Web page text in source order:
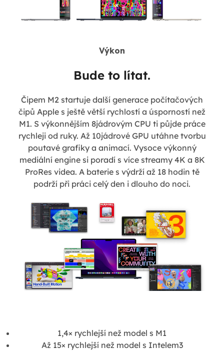
Výkon
Bude to lítat.
Čipem M2 startuje další generace počítačových
čipů Apple s ještě větší rychlostí a úsporností než
M1. S výkonnějším 8jádrovým CPU ti půjde práce
rychleji od ruky. Až 10jádrové GPU utáhne tvorbu
poutavé grafiky a animací. Vysoce výkonný
mediální engine si poradí s více streamy 4K a 8K
ProRes videa. A baterie s výdrží až 18 hodin tě
podrží při práci celý den i dlouho do noci.
1,4× rychlejší než model s M1
Až 15× rychlejší než model s Intelem3